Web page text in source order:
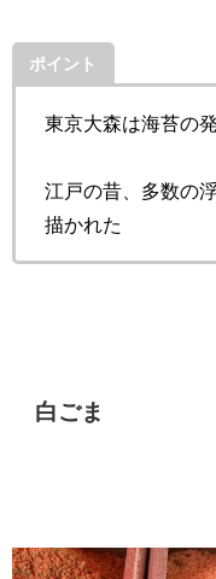
ポイント
東京大森は海苔の
江戸の昔、多数の
描かれた
白ごま